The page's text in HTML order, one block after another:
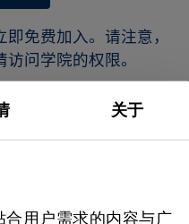
关于
用户需求的内容与广
免费加入。请注意，
问学院的权限。
平台，提供免费在线课
像处理软件。您可以随